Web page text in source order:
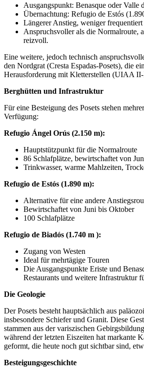
Ausgangspunkt: Benasque oder Valle
Übernachtung: Refugio de Estós
Längerer Anstieg, weniger frequentiert
Anspruchsvoller als die Normalroute,
reizvoll.
Eine weitere, jedoch technisch
den Nordgrat (Cresta Espadas-Posets), die
Herausforderung mit Kletterstellen (UIAA
Berghütten und Infrastruktur
Für eine Besteigung des Posets stehen
Verfügung:
Refugio Ángel Orús (2.150 m):
Hauptstützpunkt für die Normalroute
86 Schlafplätze, bewirtschaftet von
Trinkwasser, warme Mahlzeiten,
Refugio de Estós (1.890 m):
Alternative für eine andere
Bewirtschaftet von Juni bis Oktober
100 Schlafplätze
Refugio de Biadós (1.740 m ):
Zugang von Westen
Ideal für mehrtägige Touren
Die Ausgangspunkte Eriste und
Restaurants und weitere Infrastruktur
Die Geologie
Der Posets besteht hauptsächlich aus
insbesondere Schiefer und Granit. Diese
stammen aus der variszischen
während der letzten Eiszeiten hat markante
geformt, die heute noch gut sichtbar sind,
Besteigungsgeschichte